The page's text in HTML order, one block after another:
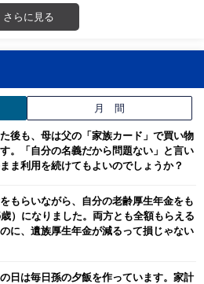
さらに見る
月 間
後も、母は父の「家族カード」で買い物
。「自分の名義だから問題ない」と言い
ま利用を続けてもよいのでしょうか？
もらいながら、自分の老齢厚生年金をも
）になりました。両方とも全額もらえる
に、遺族厚生年金が減るって損じゃない
日は毎日孫の夕飯を作っています。家計